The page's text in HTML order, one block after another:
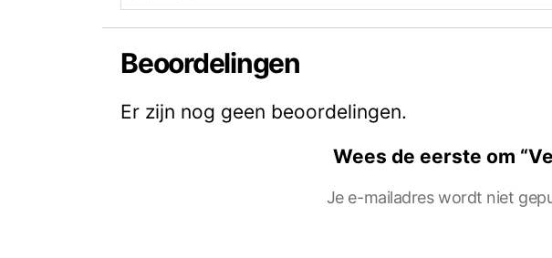
Beoordelingen
Er zijn nog geen beoordelingen.
Wees de eerste om
Je e-mailadres wordt niet